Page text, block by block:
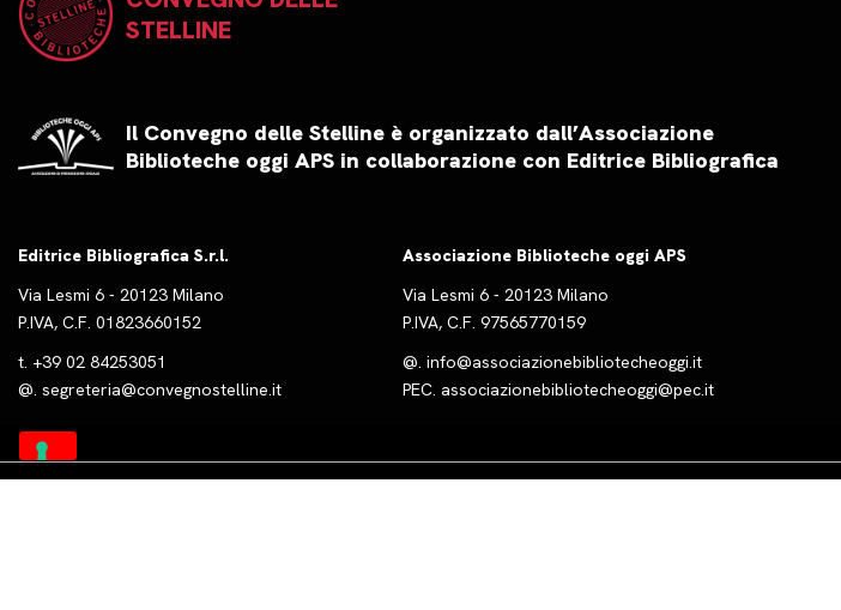
STELLINE
Il Convegno delle Stelline è organizzato dall’Associazione
Biblioteche oggi APS in collaborazione con Editrice Bibliografica
Editrice Bibliografica S.r.l.
Via Lesmi 6 - 20123 Milano
P.IVA, C.F. 01823660152
t. +39 02 84253051
@. segreteria@convegnostelline.it
Associazione Biblioteche oggi APS
Via Lesmi 6 - 20123 Milano
P.IVA, C.F. 97565770159
@. info@associazionebibliotecheoggi.it
PEC. associazionebibliotecheoggi@pec.it